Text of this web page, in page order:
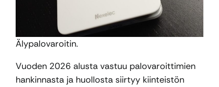
Älypalovaroitin.
Vuoden 2026 alusta vastuu palovaroittimien
hankinnasta ja huollosta siirtyy kiinteistön